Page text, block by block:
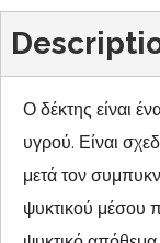
Ο δέκτης είναι
υγρού. Είναι
μετά τον
ψυκτικού μέσου